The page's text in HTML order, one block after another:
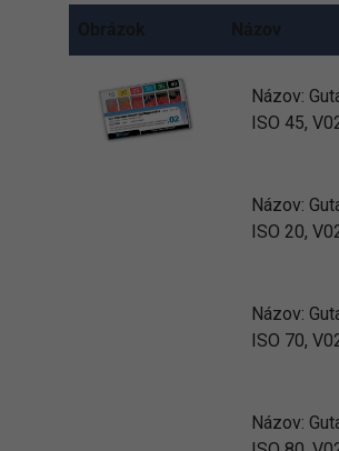
Obrázok Názov
Názov:
ISO 45,
Názov:
ISO 20,
Názov:
ISO 70,
Názov: